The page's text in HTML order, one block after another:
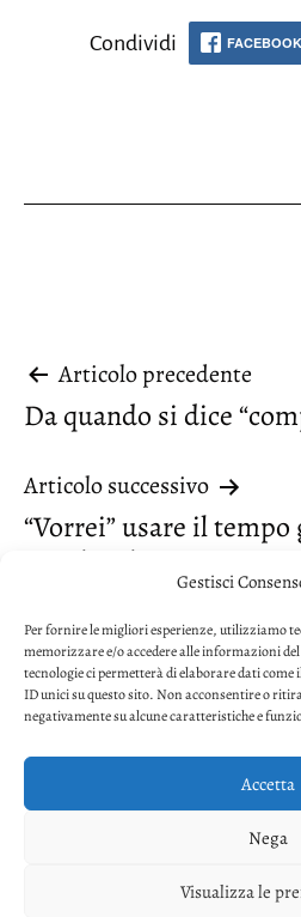
Gestisci
Per fornire le migliori esperienze, utilizziamo
memorizzare e/o accedere alle informazioni
tecnologie ci permetterà di elaborare dati
ID unici su questo sito. Non acconsentire o
negativamente su alcune caratteristiche e
Accetta
Nega
Visualizza le
Condividi FACEBOOK
Navigazione
articoli
Articolo precedente
Da quando si dice
Articolo successivo
“Vorrei” usare il
congiuntivo